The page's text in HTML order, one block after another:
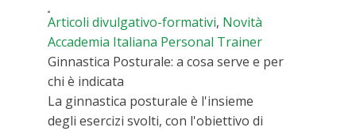
Articoli divulgativo-formativi, Novità
Accademia Italiana Personal Trainer
Ginnastica Posturale: a cosa serve e per
chi è indicata
La ginnastica posturale è l'insieme
degli esercizi svolti, con l'obiettivo di